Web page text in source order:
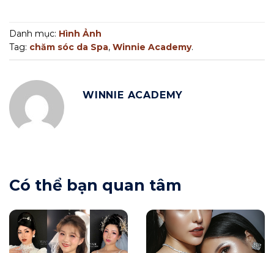
Danh mục: Hình Ảnh
Tag: chăm sóc da Spa, Winnie Academy.
WINNIE ACADEMY
Có thể bạn quan tâm